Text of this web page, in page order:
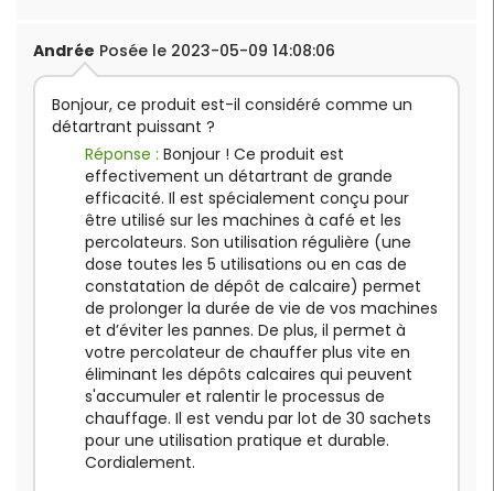
Andrée Posée le 2023-05-09 14:08:06
Bonjour, ce produit est-il considéré comme un
détartrant puissant ?
Réponse : Bonjour ! Ce produit est
effectivement un détartrant de grande
efficacité. Il est spécialement conçu pour
être utilisé sur les machines à café et les
percolateurs. Son utilisation régulière (une
dose toutes les 5 utilisations ou en cas de
constatation de dépôt de calcaire) permet
de prolonger la durée de vie de vos machines
et d’éviter les pannes. De plus, il permet à
votre percolateur de chauffer plus vite en
éliminant les dépôts calcaires qui peuvent
s'accumuler et ralentir le processus de
chauffage. Il est vendu par lot de 30 sachets
pour une utilisation pratique et durable.
Cordialement.